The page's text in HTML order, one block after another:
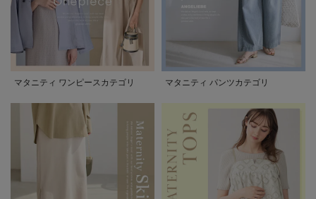
マタニティ ワンピースカテゴリ マタニティ パンツカテゴリ